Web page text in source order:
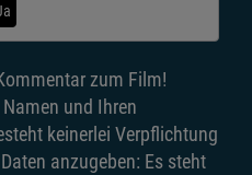
zum Film!
und Ihren
keinerlei Verpflichtung
anzugeben: Es steht